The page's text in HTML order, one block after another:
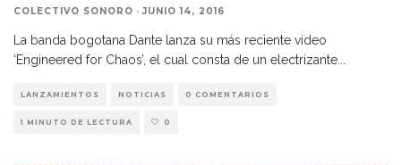
COLECTIVO SONORO · JUNIO 14, 2016
La banda bogotana Dante lanza su más reciente video
‘Engineered for Chaos’, el cual consta de un electrizante...
LANZAMIENTOS NOTICIAS 0 COMENTARIOS
1 MINUTO DE LECTURA 0